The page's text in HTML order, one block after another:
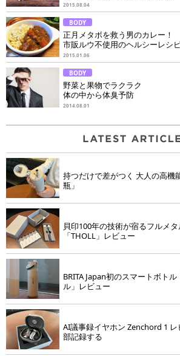
2015.08.04
BODY
正月メタボを救う男のカレー！
市販ルウ不使用のヘルシーレシ
2015.01.06
BODY
野菜と果物でラクラク
体の中から体臭予防
2014.08.01
持つだけで差がつく 大人の高機
瓶」
貝印100年の技術が宿るフルメ
「THOLL」レビュー
BRITA Japan初のスマートボトル
ル」レビュー
AI議事録イヤホン Zenchord 1
部記録する